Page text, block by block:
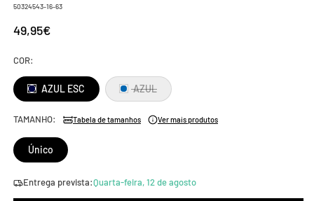
SKU:
50324543-16-63
Preço
49,95€
COR:
AZUL ESC AZULVariante
esgotada
indisponível
TAMANHO: Tabela de tamanhos Ver mais produtos
Único
Entrega prevista:Quarta-feira, 12 de agosto